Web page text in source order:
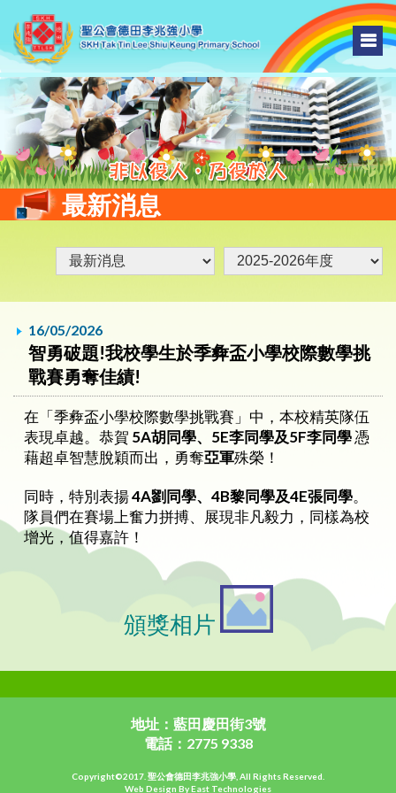
最新消息
16/05/2026
智勇破題!我校學生於季彜盃小學校際數學挑
戰賽勇奪佳績!
在「季彜盃小學校際數學挑戰賽」中，本校精英隊伍
表現卓越。恭賀 5A胡同學、 5E李同學及5F李同學憑
藉超卓智慧脫穎而出，勇奪亞軍殊榮！
同時，特別表揚4A劉同學、 4B黎同學及4E張同學。
隊員們在賽場上奮力拼搏、展現非凡毅力，同樣為校
增光，值得嘉許！
頒獎相片
地址：藍田慶田街3號
電話：2775 9338
Copyright©2017. 聖公會德田李兆強小學, All Rights Reserved.
Web Design By East Technologies